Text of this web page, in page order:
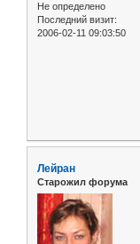
Не определено
Последний визит:
2006-02-11 09:03:50
Лейран
Старожил форума